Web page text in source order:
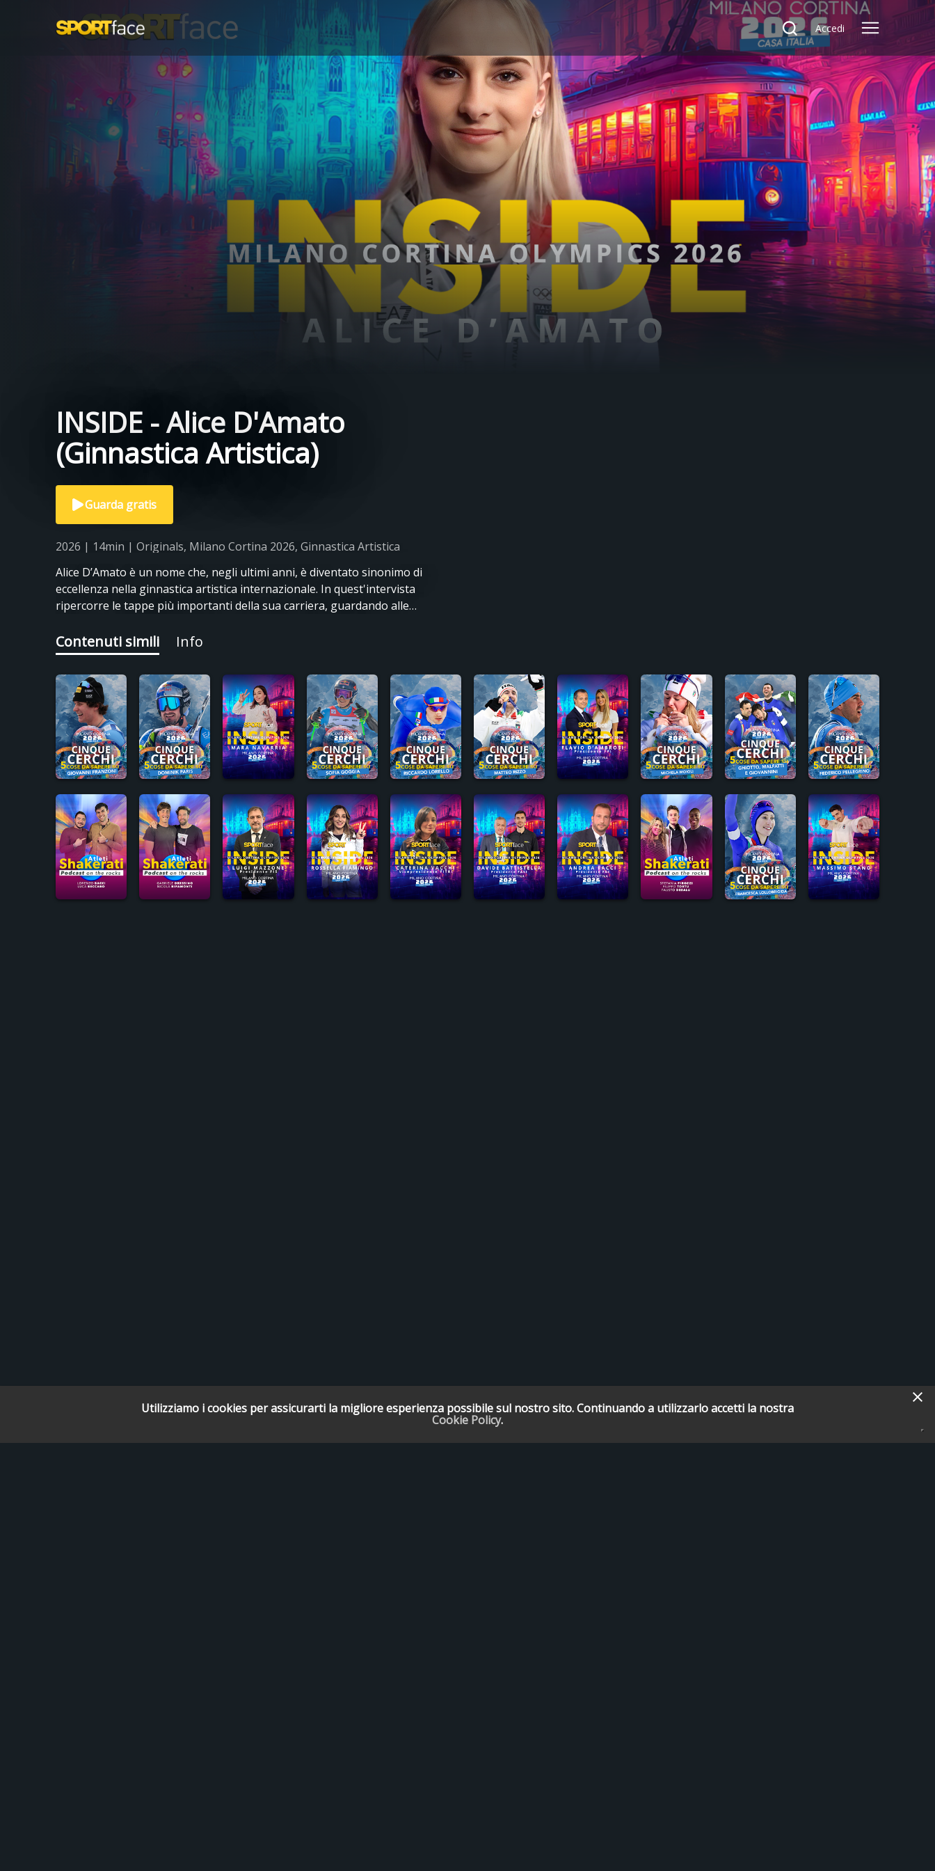
Accedi
Utilizziamo i cookies per assicurarti la migliore esperienza possibile sul nostro sito. Continuando a utilizzarlo accetti la nostra
Cookie Policy.
INSIDE - Alice D'Amato
(Ginnastica Artistica)
Guarda gratis
2026 | 14min | Originals, Milano Cortina 2026, Ginnastica Artistica
Alice D’Amato è un nome che, negli ultimi anni, è diventato sinonimo di
eccellenza nella ginnastica artistica internazionale. In quest'intervista
ripercorre le tappe più importanti della sua carriera, guardando alle
Contenuti simili Info